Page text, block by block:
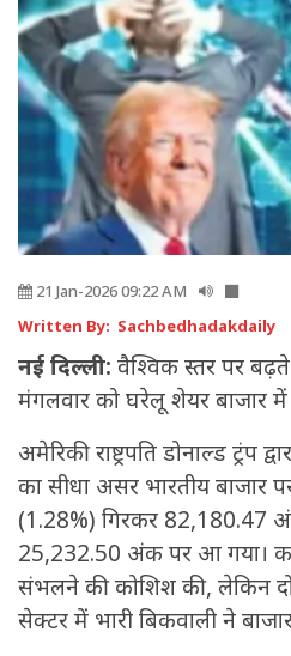
21 Jan-2026 09:22 AM
Written By: Sachbedhadakdaily
नई दिल्ली: वैश्विक स्तर पर
मंगलवार को घरेलू शेयर बाजार में
अमेरिकी राष्ट्रपति डोनाल्ड
का सीधा असर भारतीय
(1.28%) गिरकर 82,180.47
25,232.50 अंक पर आ गया।
संभलने की कोशिश की, लेकिन
सेक्टर में भारी बिकवाली ने